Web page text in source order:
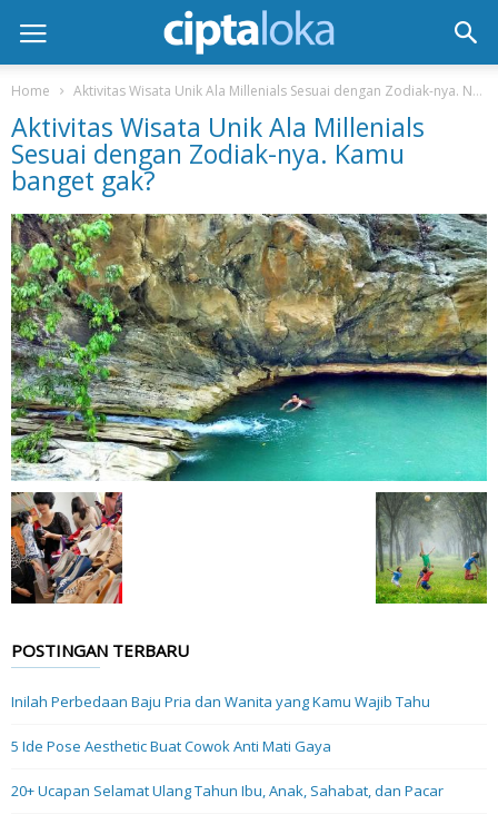
Home Aktivitas Wisata Unik Ala Millenials Sesuai dengan Zodiak-nya. No. 3 kamu ya?
Aktivitas Wisata Unik Ala Millenials
Sesuai dengan Zodiak-nya. Kamu
banget gak?
POSTINGAN TERBARU
Inilah Perbedaan Baju Pria dan Wanita yang Kamu Wajib Tahu
5 Ide Pose Aesthetic Buat Cowok Anti Mati Gaya
20+ Ucapan Selamat Ulang Tahun Ibu, Anak, Sahabat, dan Pacar